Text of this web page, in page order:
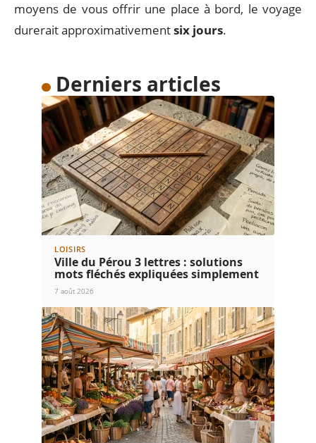
moyens de vous offrir une place à bord, le voyage
durerait approximativementsix jours.
Derniers articles
LOISIRS
Ville du Pérou 3 lettres : solutions
mots fléchés expliquées simplement
7 août 2026